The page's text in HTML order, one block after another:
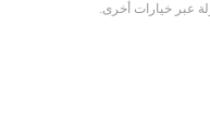
عبر خيارات أخرى.